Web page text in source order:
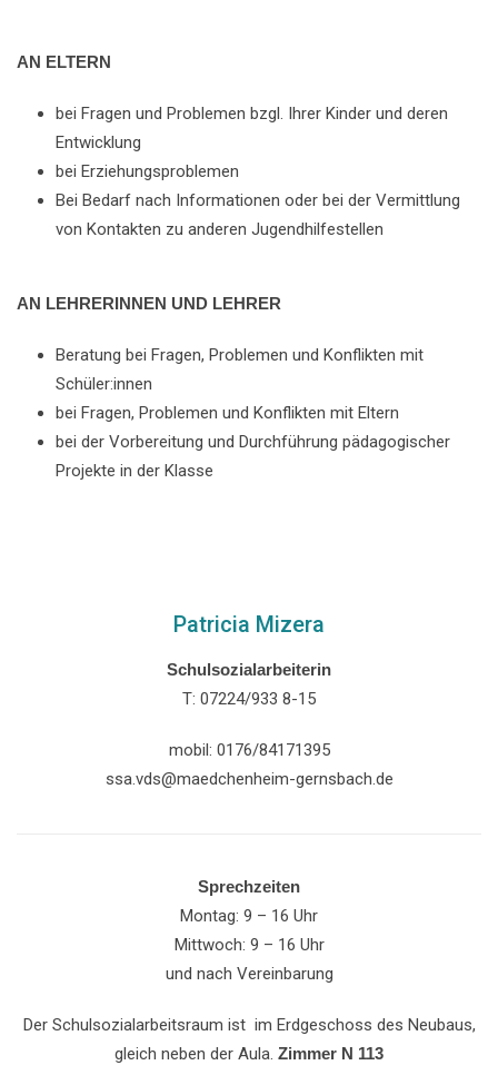
AN ELTERN
bei Fragen und Problemen bzgl. Ihrer Kinder und deren
Entwicklung
bei Erziehungsproblemen
Bei Bedarf nach Informationen oder bei der Vermittlung
von Kontakten zu anderen Jugendhilfestellen
AN LEHRERINNEN UND LEHRER
Beratung bei Fragen, Problemen und Konflikten mit
Schüler:innen
bei Fragen, Problemen und Konflikten mit Eltern
bei der Vorbereitung und Durchführung pädagogischer
Projekte in der Klasse
Patricia Mizera
Schulsozialarbeiterin
T: 07224/933 8-15
mobil: 0176/84171395
ssa.vds@maedchenheim-gernsbach.de
Sprechzeiten
Montag: 9 – 16 Uhr
Mittwoch: 9 – 16 Uhr
und nach Vereinbarung
Der Schulsozialarbeitsraum ist im Erdgeschoss des Neubaus,
gleich neben der Aula. Zimmer N 113